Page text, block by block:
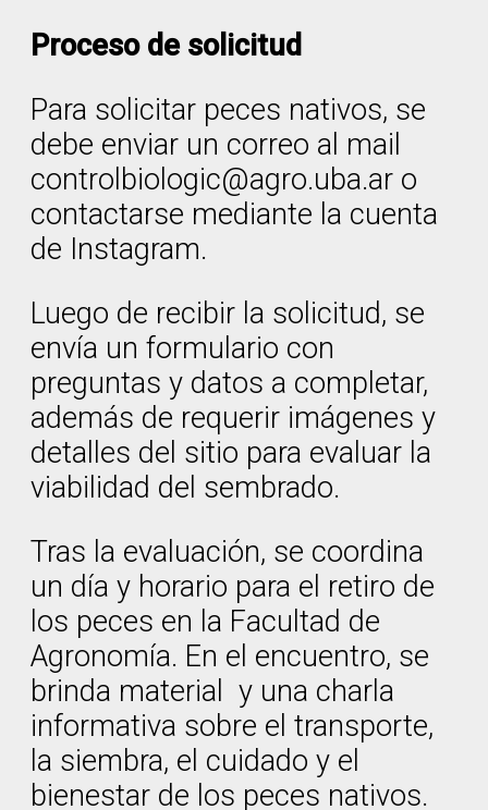
Proceso de solicitud
Para solicitar peces nativos, se
debe enviar un correo al mail
controlbiologic@agro.uba.ar o
contactarse mediante la cuenta
de Instagram.
Luego de recibir la solicitud, se
envía un formulario con
preguntas y datos a completar,
además de requerir imágenes y
detalles del sitio para evaluar la
viabilidad del sembrado.
Tras la evaluación, se coordina
un día y horario para el retiro de
los peces en la Facultad de
Agronomía. En el encuentro, se
brinda material y una charla
informativa sobre el transporte,
la siembra, el cuidado y el
bienestar de los peces nativos.